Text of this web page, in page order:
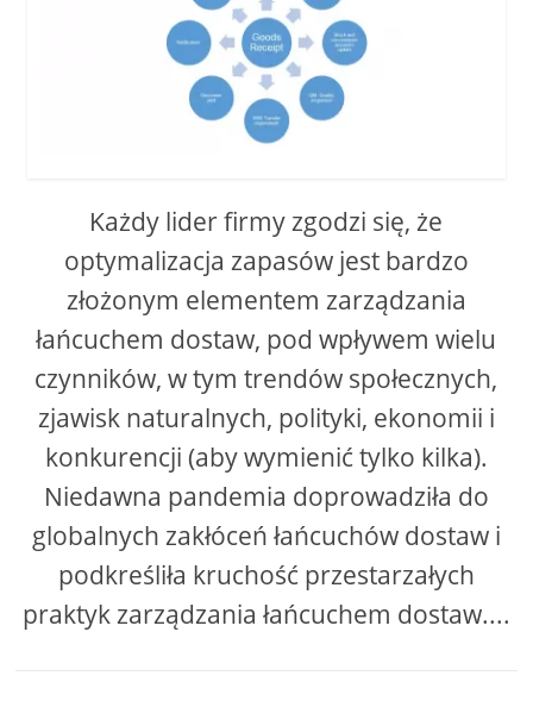
Każdy lider firmy zgodzi się, że
optymalizacja zapasów jest bardzo
złożonym elementem zarządzania
łańcuchem dostaw, pod wpływem wielu
czynników, w tym trendów społecznych,
zjawisk naturalnych, polityki, ekonomii i
konkurencji (aby wymienić tylko kilka).
Niedawna pandemia doprowadziła do
globalnych zakłóceń łańcuchów dostaw i
podkreśliła kruchość przestarzałych
praktyk zarządzania łańcuchem dostaw....